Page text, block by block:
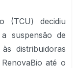
(TCU) decidiu
suspensão de
distribuidoras
até o